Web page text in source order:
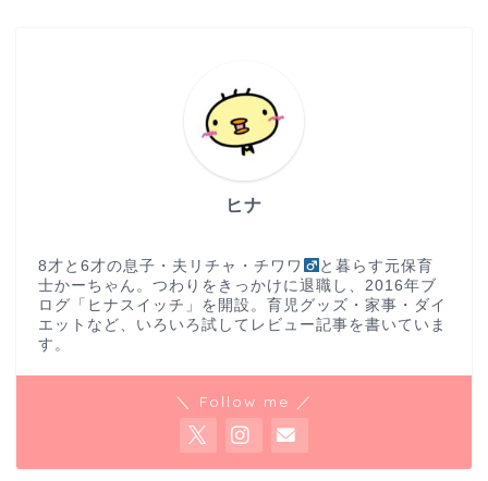
ヒナ
8才と6才の息子・夫リチャ・チワワ
と暮らす元保育
士かーちゃん。つわりをきっかけに退職し、2016年ブ
ログ「ヒナスイッチ」を開設。育児グッズ・家事・ダイ
エットなど、いろいろ試してレビュー記事を書いていま
す。
＼ Follow me ／